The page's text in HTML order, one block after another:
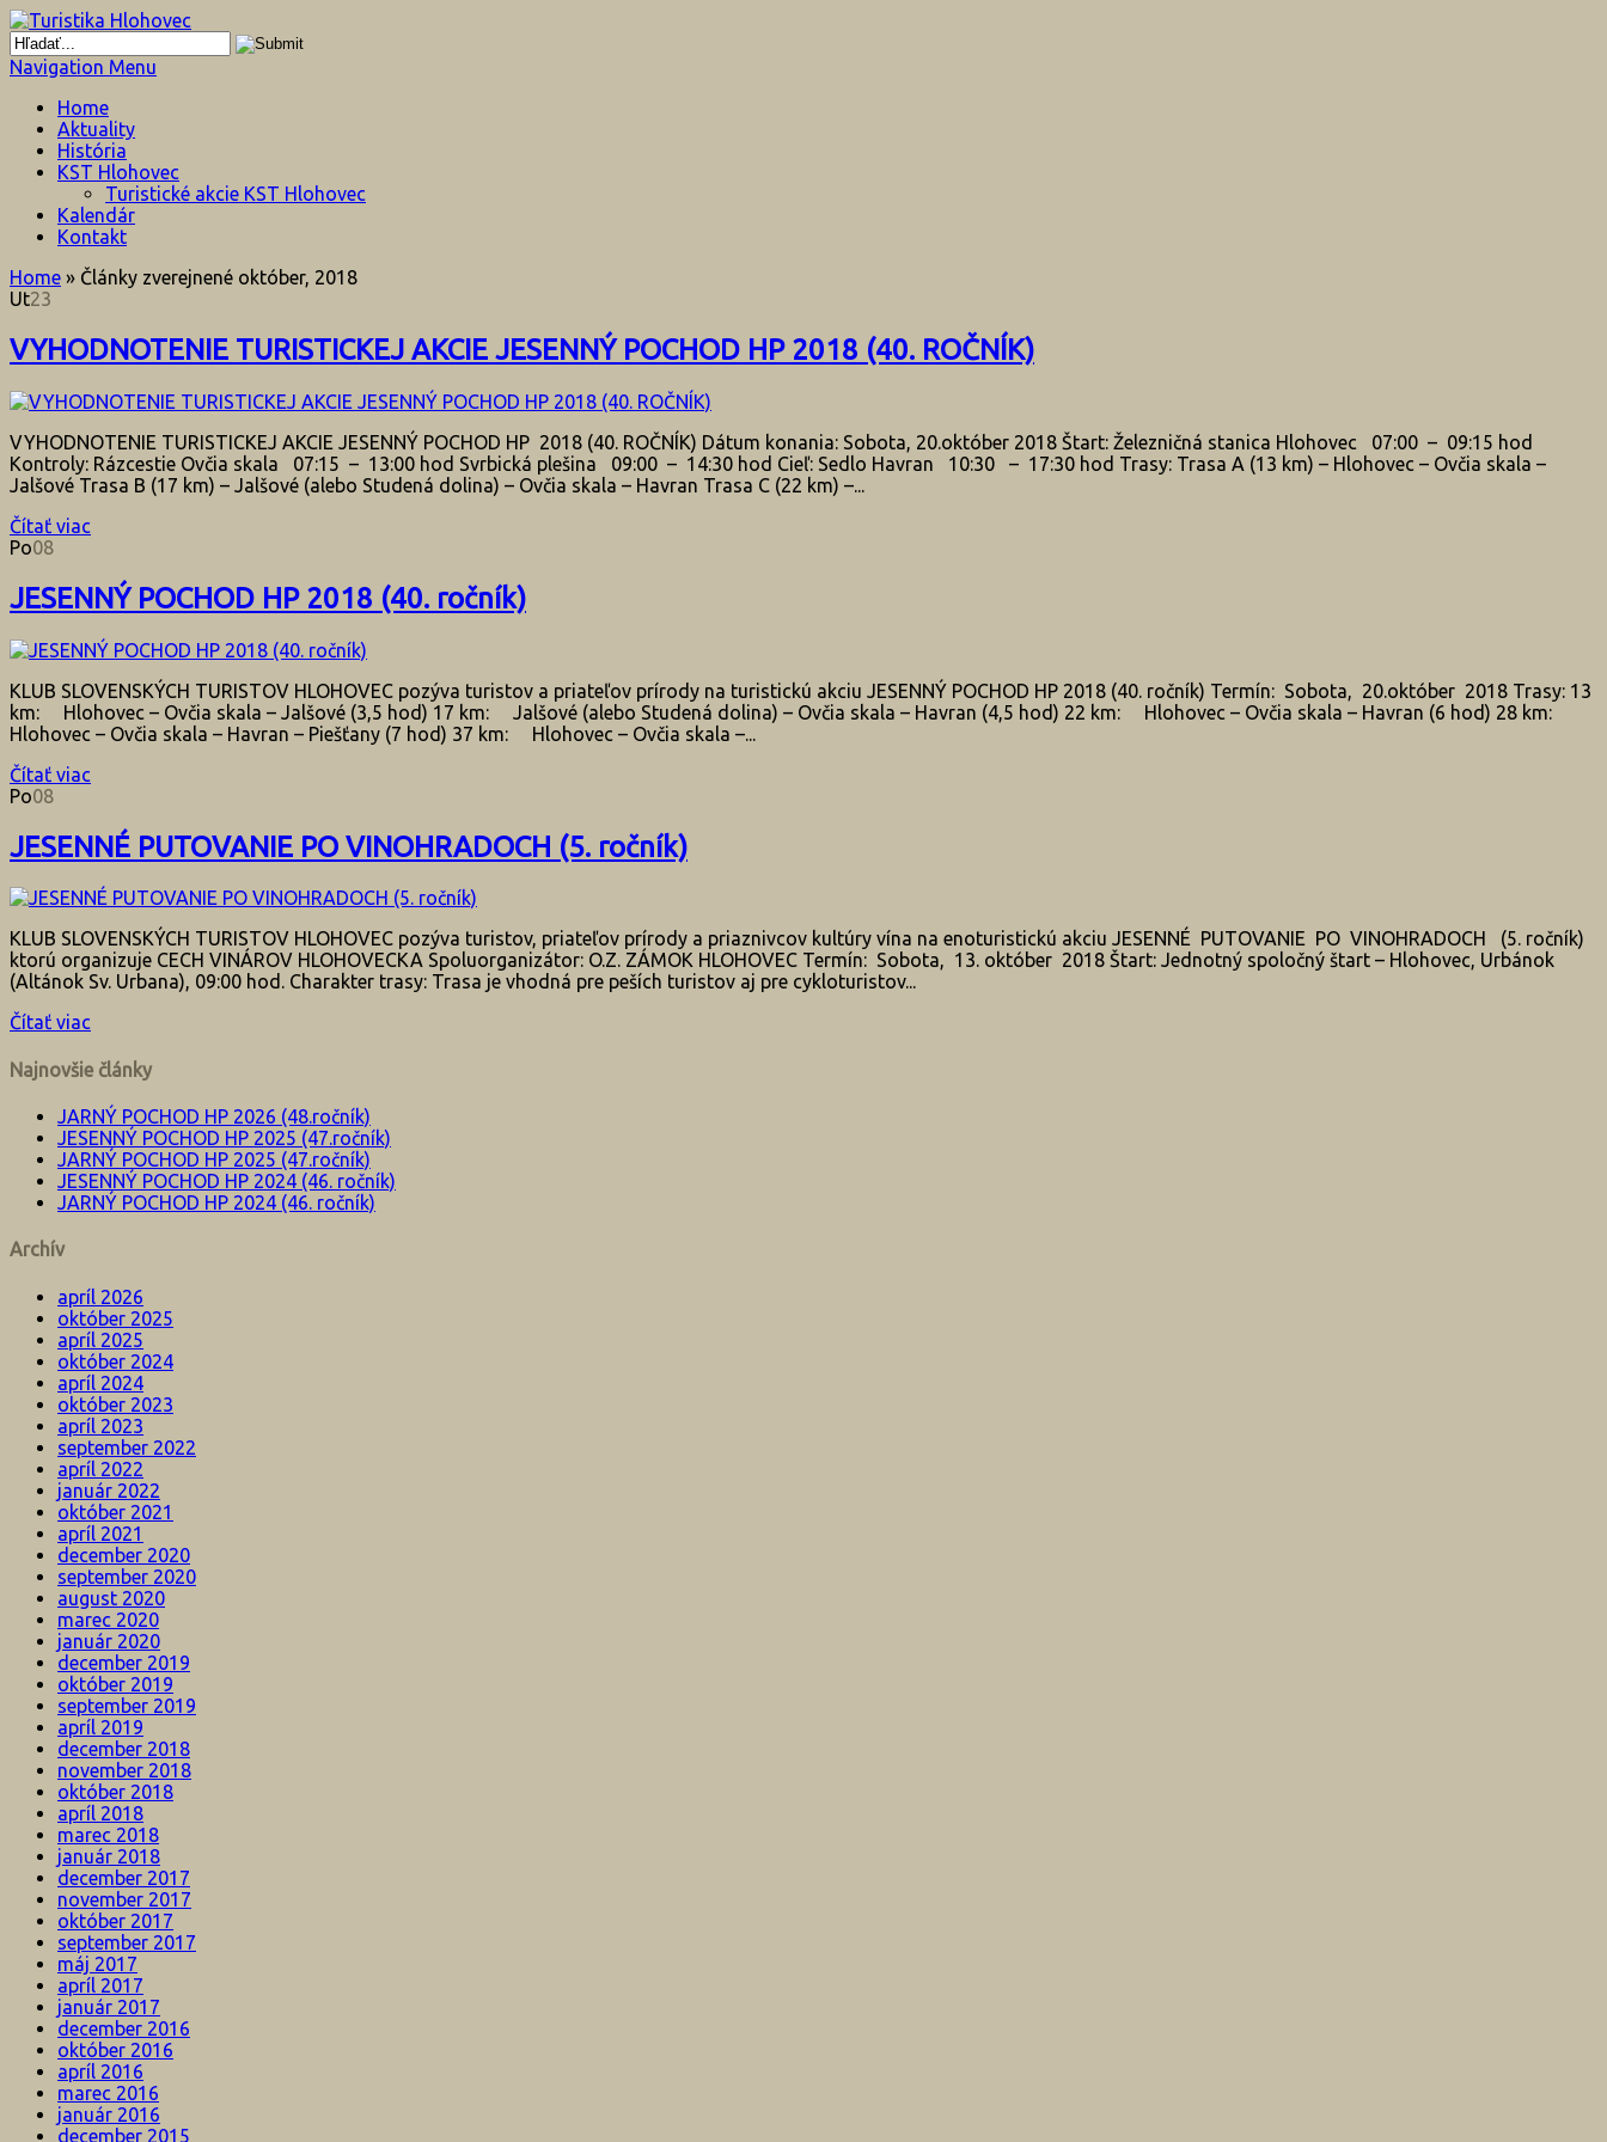
Navigation Menu
Home
Aktuality
História
KST Hlohovec
Turistické akcie KST Hlohovec
Kalendár
Kontakt
Home » Články zverejnené október, 2018
Ut23
VYHODNOTENIE TURISTICKEJ AKCIE JESENNÝ POCHOD HP 2018 (40. ROČNÍK)
VYHODNOTENIE TURISTICKEJ AKCIE JESENNÝ POCHOD HP 2018 (40. ROČNÍK) Dátum konania: Sobota, 20.október 2018 Štart: Železničná stanica Hlohovec 07:00 – 09:15 hod
Kontroly: Rázcestie Ovčia skala 07:15 – 13:00 hod Svrbická plešina 09:00 – 14:30 hod Cieľ: Sedlo Havran 10:30 – 17:30 hod Trasy: Trasa A (13 km) – Hlohovec – Ovčia skala –
Jalšové Trasa B (17 km) – Jalšové (alebo Studená dolina) – Ovčia skala – Havran Trasa C (22 km) –...
Čítať viac
Po08
JESENNÝ POCHOD HP 2018 (40. ročník)
KLUB SLOVENSKÝCH TURISTOV HLOHOVEC pozýva turistov a priateľov prírody na turistickú akciu JESENNÝ POCHOD HP 2018 (40. ročník) Termín: Sobota, 20.október 2018 Trasy: 13
km: Hlohovec – Ovčia skala – Jalšové (3,5 hod) 17 km: Jalšové (alebo Studená dolina) – Ovčia skala – Havran (4,5 hod) 22 km: Hlohovec – Ovčia skala – Havran (6 hod) 28 km:
Hlohovec – Ovčia skala – Havran – Piešťany (7 hod) 37 km: Hlohovec – Ovčia skala –...
Čítať viac
Po08
JESENNÉ PUTOVANIE PO VINOHRADOCH (5. ročník)
KLUB SLOVENSKÝCH TURISTOV HLOHOVEC pozýva turistov, priateľov prírody a priaznivcov kultúry vína na enoturistickú akciu JESENNÉ PUTOVANIE PO VINOHRADOCH (5. ročník)
ktorú organizuje CECH VINÁROV HLOHOVECKA Spoluorganizátor: O.Z. ZÁMOK HLOHOVEC Termín: Sobota, 13. október 2018 Štart: Jednotný spoločný štart – Hlohovec, Urbánok
(Altánok Sv. Urbana), 09:00 hod. Charakter trasy: Trasa je vhodná pre peších turistov aj pre cykloturistov...
Čítať viac
Najnovšie články
JARNÝ POCHOD HP 2026 (48.ročník)
JESENNÝ POCHOD HP 2025 (47.ročník)
JARNÝ POCHOD HP 2025 (47.ročník)
JESENNÝ POCHOD HP 2024 (46. ročník)
JARNÝ POCHOD HP 2024 (46. ročník)
Archív
apríl 2026
október 2025
apríl 2025
október 2024
apríl 2024
október 2023
apríl 2023
september 2022
apríl 2022
január 2022
október 2021
apríl 2021
december 2020
september 2020
august 2020
marec 2020
január 2020
december 2019
október 2019
september 2019
apríl 2019
december 2018
november 2018
október 2018
apríl 2018
marec 2018
január 2018
december 2017
november 2017
október 2017
september 2017
máj 2017
apríl 2017
január 2017
december 2016
október 2016
apríl 2016
marec 2016
január 2016
december 2015